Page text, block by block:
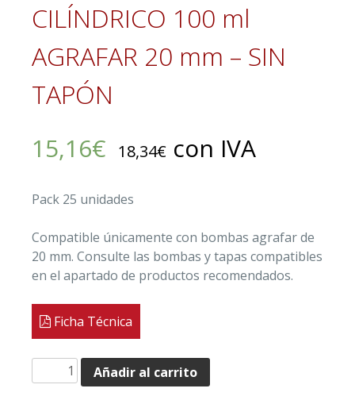
CILÍNDRICO 100 ml
AGRAFAR 20 mm – SIN
TAPÓN
15,16€ 18,34€ con IVA
Pack 25 unidades
Compatible únicamente con bombas agrafar de
20 mm. Consulte las bombas y tapas compatibles
en el apartado de productos recomendados.
Ficha Técnica
FRASCO
DE
Añadir al carrito